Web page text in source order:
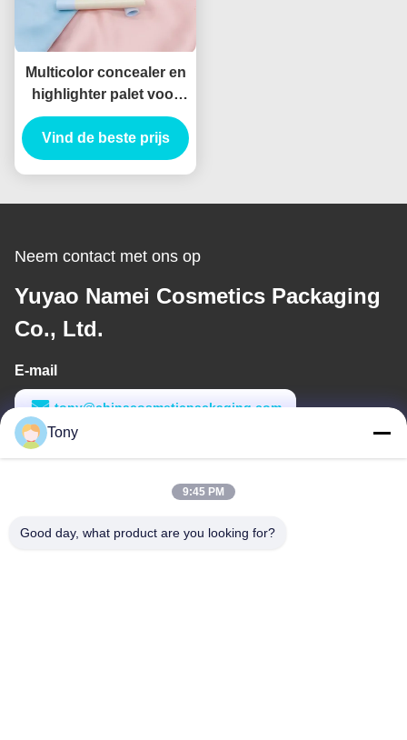
Multicolor concealer en
highlighter palet voor
alle huidtypen
Vind de beste prijs
Neem contact met ons op
Yuyao Namei Cosmetics Packaging
Co., Ltd.
E-mail
tony@chinacosmeticpackaging.com
Werktijd
Tony
9:45 PM
Good day, what product are you looking for?